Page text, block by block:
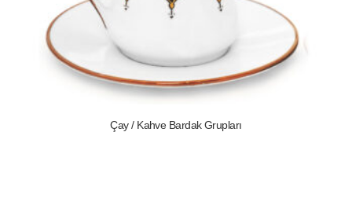
Çay / Kahve Bardak Grupları